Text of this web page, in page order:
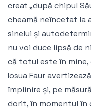
creat „după chipul
cheamă neîncetat la
sinelui și
nu voi duce lipsă de
că totul este în mine,
Iosua Faur
împlinire și, pe
dorit, în momentul în